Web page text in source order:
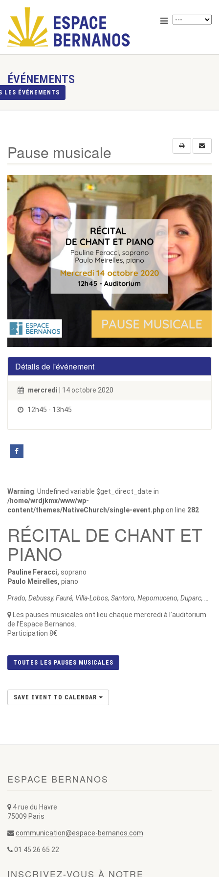
ÉVÉNEMENTS
LES ÉVÉNEMENTS
Pause musicale
Détails de l'événement
mercredi | 14 octobre 2020
12h45 - 13h45
Warning: Undefined variable $get_direct_date in
/home/wrdjkmx/www/wp-
content/themes/NativeChurch/single-event.phpon line 282
RÉCITAL DE CHANT ET
PIANO
Pauline Feracci, soprano
Paulo Meirelles, piano
Prado, Debussy, Fauré, Villa-Lobos, Santoro, Nepomuceno, Duparc, …
Les pauses musicales ont lieu chaque mercredi à l’auditorium
de l’Espace Bernanos.
Participation 8€
TOUTES LES PAUSES MUSICALES
SAVE EVENT TO CALENDAR
ESPACE BERNANOS
4 rue du Havre
75009 Paris
communication@espace-bernanos.com
01 45 26 65 22
INSCRIVEZ-VOUS À NOTRE